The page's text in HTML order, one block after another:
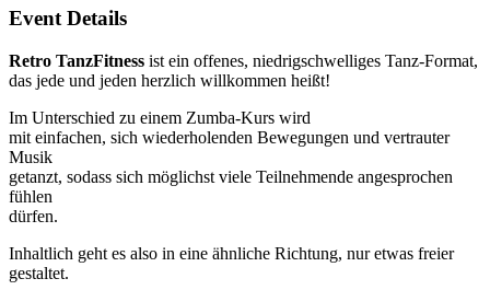
Event Details
Retro TanzFitness ist ein offenes, niedrigschwelliges Tanz-Format,
das jede und jeden herzlich willkommen heißt!
Im Unterschied zu einem Zumba-Kurs wird
mit einfachen, sich wiederholenden Bewegungen und vertrauter
Musik
getanzt, sodass sich möglichst viele Teilnehmende angesprochen
fühlen
dürfen.
Inhaltlich geht es also in eine ähnliche Richtung, nur etwas freier
gestaltet.